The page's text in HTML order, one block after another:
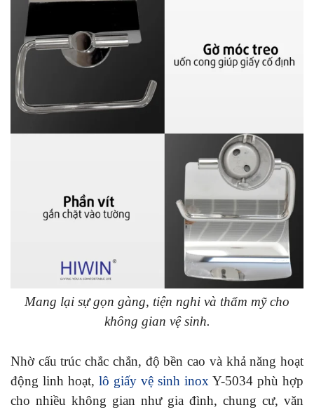
Mang lại sự gọn gàng, tiện nghi và thẩm mỹ cho
không gian vệ sinh.
Nhờ cấu trúc chắc chắn, độ bền cao và khả năng hoạt
động linh hoạt, lô giấy vệ sinh inox Y-5034 phù hợp
cho nhiều không gian như gia đình, chung cư, văn